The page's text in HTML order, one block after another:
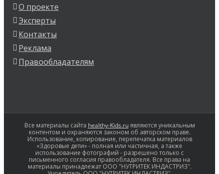
О проекте
Эксперты
Контакты
Реклама
Правообладателям
Все материалы сайта healthy-Kids.ruявляются уникальным
контентом и охраняются законом об авторском праве.
Использование, копирование, перепечатка материалов
«Здоровые дети» - полная или частичная, а также
использование фотографий - разрешено только с
письменного согласия правообладателя. Все права на
материалы принадлежат ООО "НУТРИТЕК ИНДАСТРИЗ".